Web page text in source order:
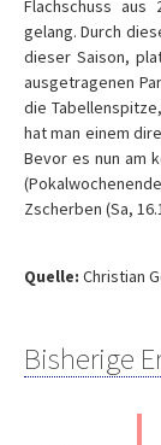
Flachschuss
gelang. Durch
dieser Saison,
ausgetragenen
die
hat man einem
Bevor es nun am
Zscherben (Sa,
Quelle: Christian
Bisherige